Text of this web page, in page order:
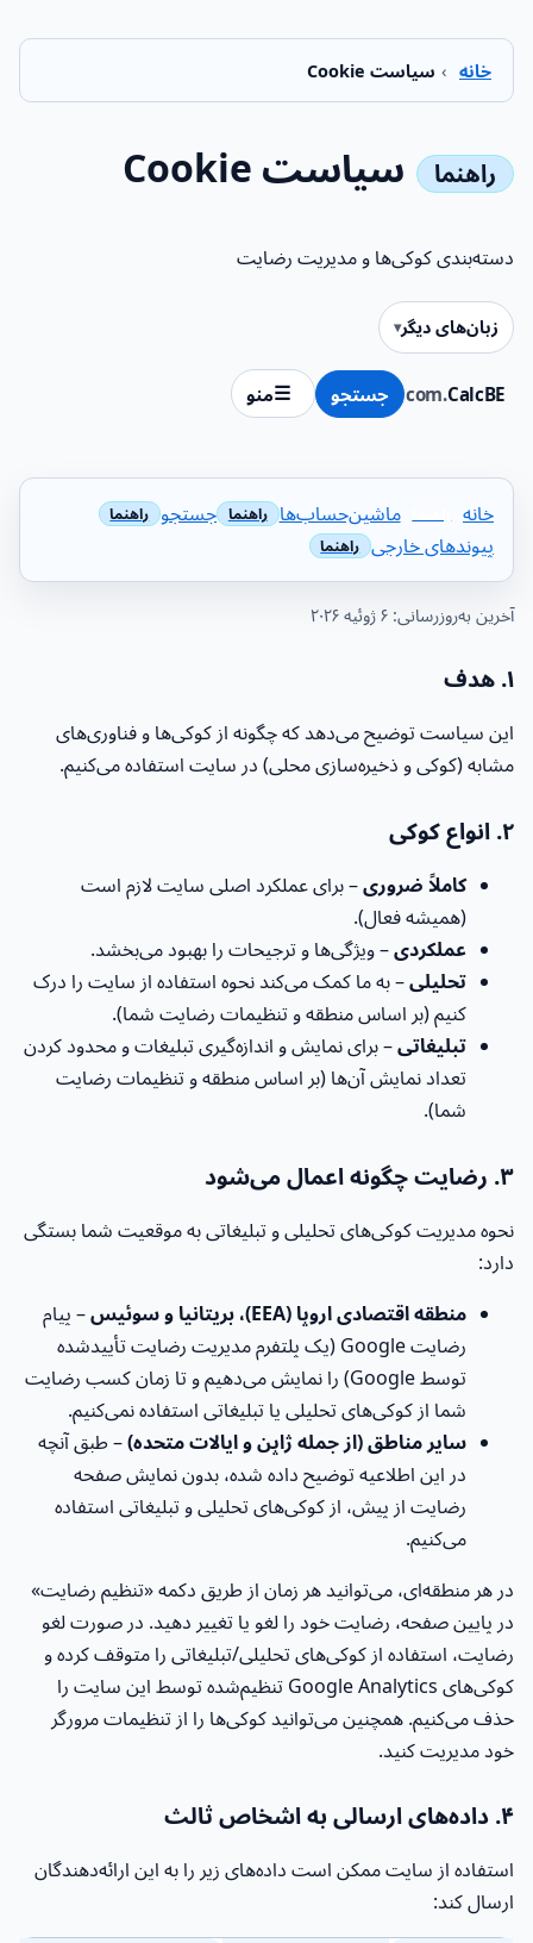
خانه › سیاست Cookie
CalcBE
.com جستجو منو
سیاست Cookie
دسته‌بندی کوکی‌ها و مدیریت رضایت
زبان‌های دیگر
خانه ماشین‌حساب‌ها
جستجو
پیوندهای خارجی
آخرین به‌روزرسانی: ۶ ژوئیه ۲۰۲۶
۱. هدف
این سیاست توضیح می‌دهد که چگونه از کوکی‌ها و فناوری‌های
مشابه (کوکی و ذخیره‌سازی محلی) در سایت استفاده می‌کنیم.
۲. انواع کوکی
کاملاً ضروری– برای عملکرد اصلی سایت لازم است
(همیشه فعال).
عملکردی– ویژگی‌ها و ترجیحات را بهبود می‌بخشد.
تحلیلی– به ما کمک می‌کند نحوه استفاده از سایت را درک
کنیم (بر اساس منطقه و تنظیمات رضایت شما).
تبلیغاتی– برای نمایش و اندازه‌گیری تبلیغات و محدود کردن
تعداد نمایش آن‌ها (بر اساس منطقه و تنظیمات رضایت
شما).
۳. رضایت چگونه اعمال می‌شود
نحوه مدیریت کوکی‌های تحلیلی و تبلیغاتی به موقعیت شما بستگی
دارد:
منطقه اقتصادی اروپا (EEA)، بریتانیا و سوئیس
– پیام
رضایت Google (یک پلتفرم مدیریت رضایت تأییدشده
توسط Google) را نمایش می‌دهیم و تا زمان کسب رضایت
شما از کوکی‌های تحلیلی یا تبلیغاتی استفاده نمی‌کنیم.
سایر مناطق (از جمله ژاپن و ایالات متحده)– طبق آنچه
در این اطلاعیه توضیح داده شده، بدون نمایش صفحه
رضایت از پیش، از کوکی‌های تحلیلی و تبلیغاتی استفاده
می‌کنیم.
در هر منطقه‌ای، می‌توانید هر زمان از طریق دکمه «تنظیم رضایت»
در پایین صفحه، رضایت خود را لغو یا تغییر دهید. در صورت لغو
رضایت، استفاده از کوکی‌های تحلیلی/تبلیغاتی را متوقف کرده و
کوکی‌های Google Analytics تنظیم‌شده توسط این سایت را
حذف می‌کنیم. همچنین می‌توانید کوکی‌ها را از تنظیمات مرورگر
خود مدیریت کنید.
۴. داده‌های ارسالی به اشخاص ثالث
استفاده از سایت ممکن است داده‌های زیر را به این ارائه‌دهندگان
ارسال کند: